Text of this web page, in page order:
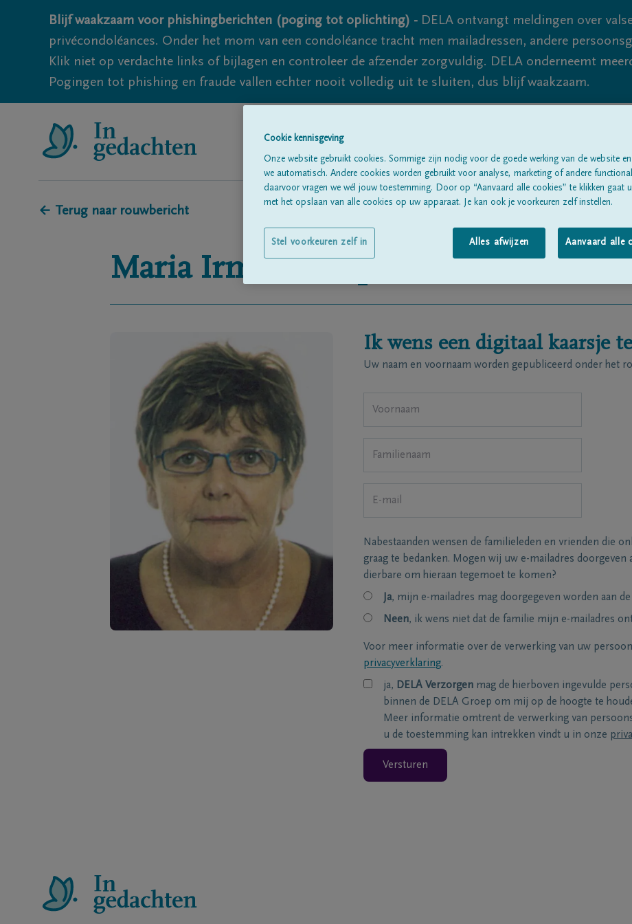
Blijf waakzaam voor phishingberichten (poging tot oplichting) - DELA ontvangt meldingen over
privécondoléances. Onder het mom van een condoléance tracht men mailadressen, andere
Klik niet op verdachte links of bijlagen en controleer de afzender zorgvuldig. DELA onderneemt
Pogingen tot phishing en fraude vallen echter nooit volledig uit te sluiten, dus blijf waakzaam.
← Terug naar rouwbericht
Maria Irma
Ik wens een digitaal kaarsje
Uw naam en voornaam worden gepubliceerd onder het
Nabestaanden wensen de familieleden en vrienden die
graag te bedanken. Mogen wij uw e-mailadres doorgeven
dierbare om hieraan tegemoet te komen?
Ja, mijn e-mailadres mag doorgegeven worden aan
Neen, ik wens niet dat de familie mijn e-mailadres
Voor meer informatie over de verwerking van uw
privacyverklaring.
ja, DELA Verzorgen mag de hierboven ingevulde
binnen de DELA Groep om mij op de hoogte te
Meer informatie omtrent de verwerking van
u de toestemming kan intrekken vindt u in onze
Versturen
Cookie kennisgeving
Onze website gebruikt cookies. Sommige zijn nodig voor de goede werking van de website
we automatisch. Andere cookies worden gebruikt voor analyse, marketing of andere
daarvoor vragen we wél jouw toestemming. Door op “Aanvaard alle cookies” te klikken gaat
met het opslaan van alle cookies op uw apparaat. Je kan ook je voorkeuren zelf instellen.
Alles afwijzen Aanvaard alle
Stel voorkeuren zelf in